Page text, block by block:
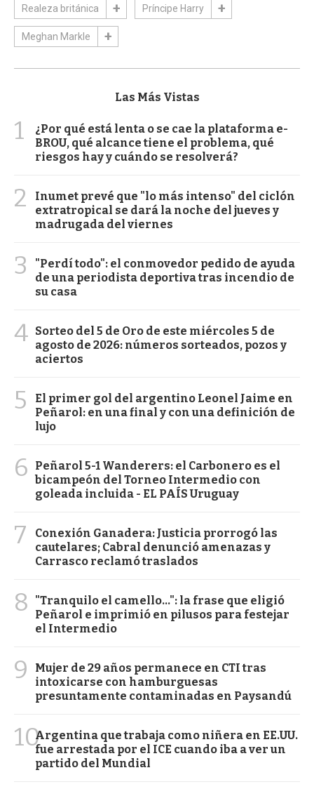
Realeza británica Príncipe Harry
Meghan Markle
Las Más Vistas
1
¿Por qué está lenta o se cae la plataforma e-
BROU, qué alcance tiene el problema, qué
riesgos hay y cuándo se resolverá?
2
Inumet prevé que "lo más intenso" del ciclón
extratropical se dará la noche del jueves y
madrugada del viernes
3
"Perdí todo": el conmovedor pedido de ayuda
de una periodista deportiva tras incendio de
su casa
4 Sorteo del 5 de Oro de este miércoles 5 de
agosto de 2026: números sorteados, pozos y
aciertos
5
El primer gol del argentino Leonel Jaime en
Peñarol: en una final y con una definición de
lujo
6
Peñarol 5-1 Wanderers: el Carbonero es el
bicampeón del Torneo Intermedio con
goleada incluida - EL PAÍS Uruguay
7
Conexión Ganadera: Justicia prorrogó las
cautelares; Cabral denunció amenazas y
Carrasco reclamó traslados
8
"Tranquilo el camello...": la frase que eligió
Peñarol e imprimió en pilusos para festejar
el Intermedio
9
Mujer de 29 años permanece en CTI tras
intoxicarse con hamburguesas
presuntamente contaminadas en Paysandú
10Argentina que trabaja como niñera en EE.UU.
fue arrestada por el ICE cuando iba a ver un
partido del Mundial